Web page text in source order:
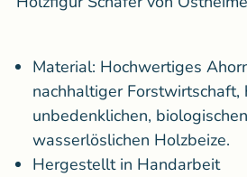
Material: Hochwertiges
nachhaltiger
unbedenklichen,
wasserlöslichen Holzbeize.
Hergestellt in Handarbeit